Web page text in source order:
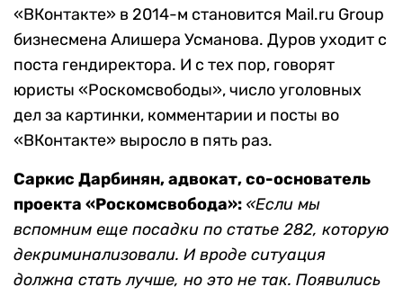
«ВКонтакте» в 2014-м становится Mail.ru Group
бизнесмена Алишера Усманова. Дуров уходит с
поста гендиректора. И с тех пор, говорят
юристы «Роскомсвободы», число уголовных
дел за картинки, комментарии и посты во
«ВКонтакте» выросло в пять раз.
Саркис Дарбинян,адвокат, со-основатель
проекта «Роскомсвобода»: «Если мы
вспомним еще посадки по статье 282, которую
декриминализовали. И вроде ситуация
должна стать лучше, но это не так. Появились